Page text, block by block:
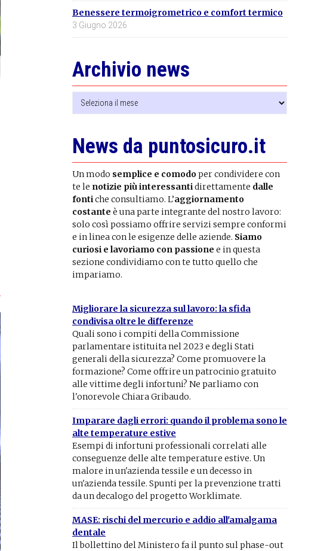
Benessere termoigrometrico e comfort termico
3 Giugno 2026
Archivio news
Archivio
news
News da puntosicuro.it
Un modo semplice e comodoper condividere con
te le notizie più interessantidirettamente dalle
fontiche consultiamo. L’aggiornamento
costante è una parte integrante del nostro lavoro:
solo così possiamo offrire servizi sempre conformi
e in linea con le esigenze delle aziende. Siamo
curiosi e lavoriamo con passione e in questa
sezione condividiamo con te tutto quello che
impariamo.
Migliorare la sicurezza sul lavoro: la sfida
condivisa oltre le differenze
Quali sono i compiti della Commissione
parlamentare istituita nel 2023 e degli Stati
generali della sicurezza? Come promuovere la
formazione? Come offrire un patrocinio gratuito
alle vittime degli infortuni? Ne parliamo con
l'onorevole Chiara Gribaudo.
Imparare dagli errori: quando il problema sono le
alte temperature estive
Esempi di infortuni professionali correlati alle
conseguenze delle alte temperature estive. Un
malore in un'azienda tessile e un decesso in
un'azienda tessile. Spunti per la prevenzione tratti
da un decalogo del progetto Worklimate.
MASE: rischi del mercurio e addio all'amalgama
dentale
Il bollettino del Ministero fa il punto sul phase-out